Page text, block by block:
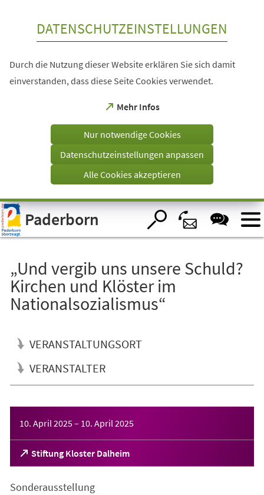
Visuelle
Assistenzsoftware
öffnen.
DATENSCHUTZEINSTELLUNGEN
Durch die Nutzung dieser Website erklären Sie sich damit
einverstanden, dass diese Seite Cookies verwendet.
Mehr Infos
(Öffnet
einem
Tab)
Nur notwendige Cookies
Datenschutzeinstellungen anpassen
Alle Cookies akzeptieren
Paderborn
„Und vergib uns unsere Schuld?
Kirchen und Klöster im
Nationalsozialismus“
VERANSTALTUNGSORT
VERANSTALTER
10. April 2025– 10. April 2025
Stiftung Kloster Dalheim
(Öffnet
in
neuen
Sonderausstellung